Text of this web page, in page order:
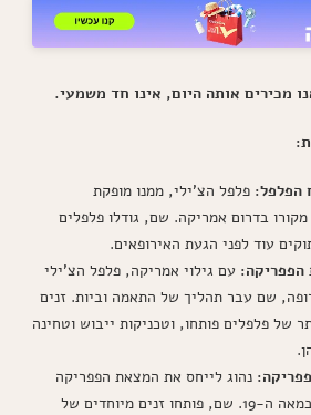
מכירים אותה היום, אינו חד משמעי.
הפלפל: פלפל הצ'ילי, ממנו מופקת
בדרום אמריקה. שם, גודלו פלפלים
עוד לפני הגעת האירופאים.
עם גילוי אמריקה, פלפל הצ'ילי
שם עבר תהליך של התאמה וביות. זנים
של פלפלים פותחו, וטכניקות ייבוש וטחינה
נהוג לייחס את המצאת הפפריקה
להונגרים במאה ה-19. שם, פותחו זנים מיוחדים של